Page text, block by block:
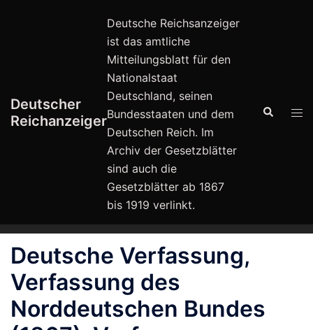
Deutscher
Reichanzeiger
Deutsche Reichsanzeiger
ist das amtliche
Mitteilungsblatt für den
Nationalstaat
Deutschland, seinen
Bundesstaaten und dem
Deutschen Reich. Im
Archiv der Gesetzblätter
sind auch die
Gesetzblätter ab 1867
bis 1919 verlinkt.
Suche
Deutsche Verfassung,
Verfassung des
Norddeutschen Bundes